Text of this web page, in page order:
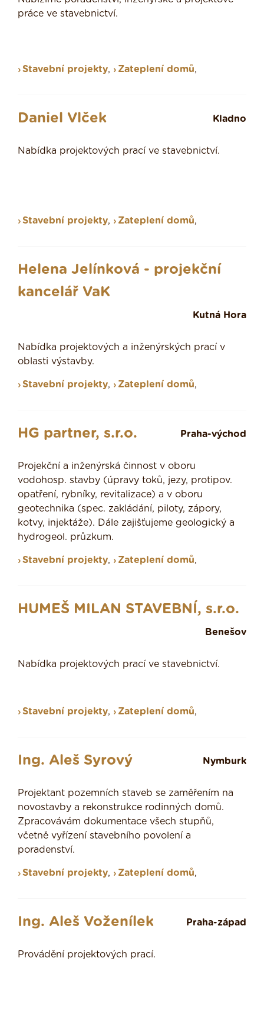
práce ve stavebnictví.
Stavební projekty, Zateplení domů,
Daniel Vlček Kladno
Nabídka projektových prací ve stavebnictví.
Stavební projekty, Zateplení domů,
Helena Jelínková - projekční
kancelář VaK
Kutná Hora
Nabídka projektových a inženýrských prací v
oblasti výstavby.
Stavební projekty, Zateplení domů,
HG partner, s.r.o. Praha-východ
Projekční a inženýrská činnost v oboru
vodohosp. stavby (úpravy toků, jezy, protipov.
opatření, rybníky, revitalizace) a v oboru
geotechnika (spec. zakládání, piloty, zápory,
kotvy, injektáže). Dále zajišťujeme geologický a
hydrogeol. průzkum.
Stavební projekty, Zateplení domů,
HUMEŠ MILAN STAVEBNÍ, s.r.o.
Benešov
Nabídka projektových prací ve stavebnictví.
Stavební projekty, Zateplení domů,
Ing. Aleš Syrový Nymburk
Projektant pozemních staveb se zaměřením na
novostavby a rekonstrukce rodinných domů.
Zpracovávám dokumentace všech stupňů,
včetně vyřízení stavebního povolení a
poradenství.
Stavební projekty, Zateplení domů,
Ing. Aleš Voženílek Praha-západ
Provádění projektových prací.